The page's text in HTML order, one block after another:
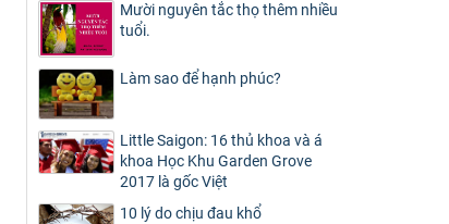
Mười nguyên tắc thọ thêm nhiều
tuổi.
Làm sao để hạnh phúc?
Little Saigon: 16 thủ khoa và á
khoa Học Khu Garden Grove
2017 là gốc Việt
10 lý do chịu đau khổ